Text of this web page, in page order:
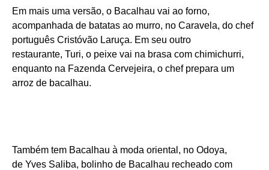
Em mais uma versão, o Bacalhau vai ao forno,
acompanhada de batatas ao murro, no Caravela, do chef
português Cristóvão Laruça. Em seu outro
restaurante, Turi, o peixe vai na brasa com chimichurri,
enquanto na Fazenda Cervejeira, o chef prepara um
arroz de bacalhau.
Também tem Bacalhau à moda oriental, no Odoya,
de Yves Saliba, bolinho de Bacalhau recheado com